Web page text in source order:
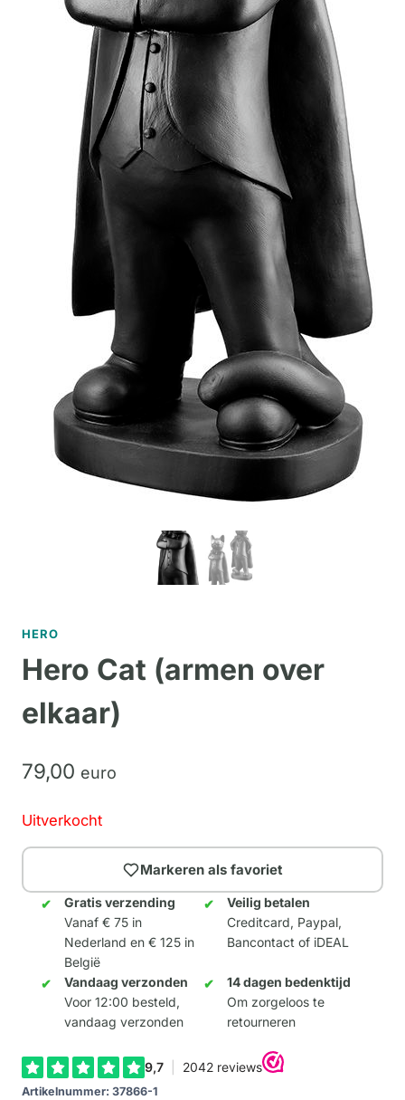
HERO
Hero Cat (armen over
elkaar)
79,00 euro
Uitverkocht
Markeren als favoriet
Gratis verzending
Vanaf € 75 in
Nederland en € 125 in
België
Veilig betalen
Creditcard, Paypal,
Bancontact of iDEAL
Vandaag verzonden
Voor 12:00 besteld,
vandaag verzonden
14 dagen bedenktijd
Om zorgeloos te
retourneren
Artikelnummer: 37866-1